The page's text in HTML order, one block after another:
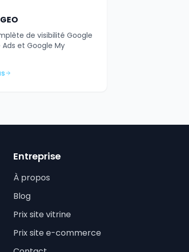
de visibilité Google
Ads et Google My
Entreprise
À propos
Blog
Prix site vitrine
Prix site e-commerce